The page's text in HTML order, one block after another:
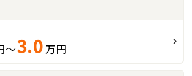
～3.0 万円